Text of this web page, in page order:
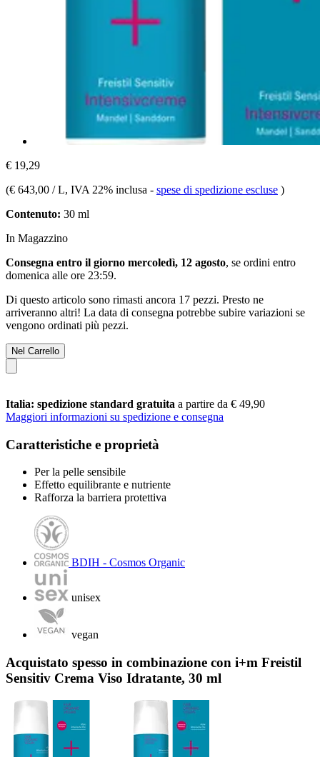
€ 19,29
(€ 643,00 / L, IVA 22% inclusa - spese di spedizione escluse )
Contenuto: 30 ml
In Magazzino
Consegna entro il giorno mercoledì, 12 agosto, se ordini entro
domenica alle ore 23:59.
Di questo articolo sono rimasti ancora 17 pezzi. Presto ne
arriveranno altri! La data di consegna potrebbe subire variazioni se
vengono ordinati più pezzi.
Nel Carrello
Italia: spedizione standard gratuita a partire da € 49,90
Maggiori informazioni su spedizione e consegna
Caratteristiche e proprietà
Per la pelle sensibile
Effetto equilibrante e nutriente
Rafforza la barriera protettiva
BDIH - Cosmos Organic
unisex
vegan
Acquistato spesso in combinazione con i+m Freistil
Sensitiv Crema Viso Idratante, 30 ml